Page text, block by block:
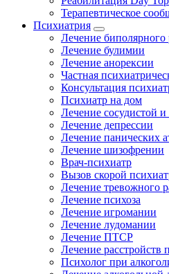
Терапевтическое
Психиатрия
Лечение биполярного
Лечение булимии
Лечение анорексии
Частная
Консультация
Психиатр на дом
Лечение сосудистой
Лечение депрессии
Лечение панических
Лечение шизофрении
Врач-психиатр
Вызов скорой
Лечение тревожного
Лечение психоза
Лечение игромании
Лечение лудомании
Лечение ПТСР
Лечение расстройств
Психолог при